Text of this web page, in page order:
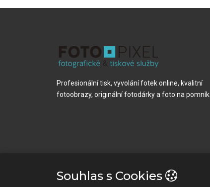
Profesionální tisk, vyvolání fotek online, kvalitní
fotoobrazy, originální fotodárky a foto na pomník.
Souhlas s Cookies